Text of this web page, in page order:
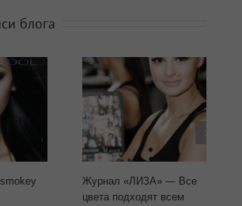
блога
Журнал «ЛИЗА» — Все
цвета подходят всем